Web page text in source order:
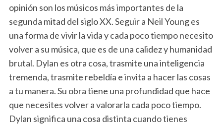
opinión son los músicos más importantes de la
segunda mitad del siglo XX. Seguir a Neil Young es
una forma de vivir la vida y cada poco tiempo necesito
volver a su música, que es de una calidez y humanidad
brutal. Dylan es otra cosa, trasmite una inteligencia
tremenda, trasmite rebeldía e invita a hacer las cosas
a tu manera. Su obra tiene una profundidad que hace
que necesites volver a valorarla cada poco tiempo.
Dylan significa una cosa distinta cuando tienes